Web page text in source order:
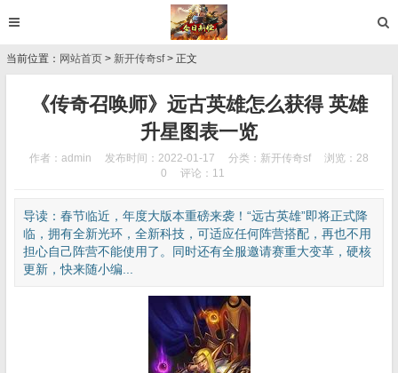
当前位置： 网站首页 > 新开传奇sf> 正文
《传奇召唤师》远古英雄怎么获得 英雄
升星图表一览
作者：admin 发布时间：2022-01-17 分类： 新开传奇sf
浏览：28
0
评论：11
导读：春节临近，年度大版本重磅来袭！“远古英雄”即将正式降
临，拥有全新光环，全新科技，可适应任何阵营搭配，再也不用
担心自己阵营不能使用了。同时还有全服邀请赛重大变革，硬核
更新，快来随小编...